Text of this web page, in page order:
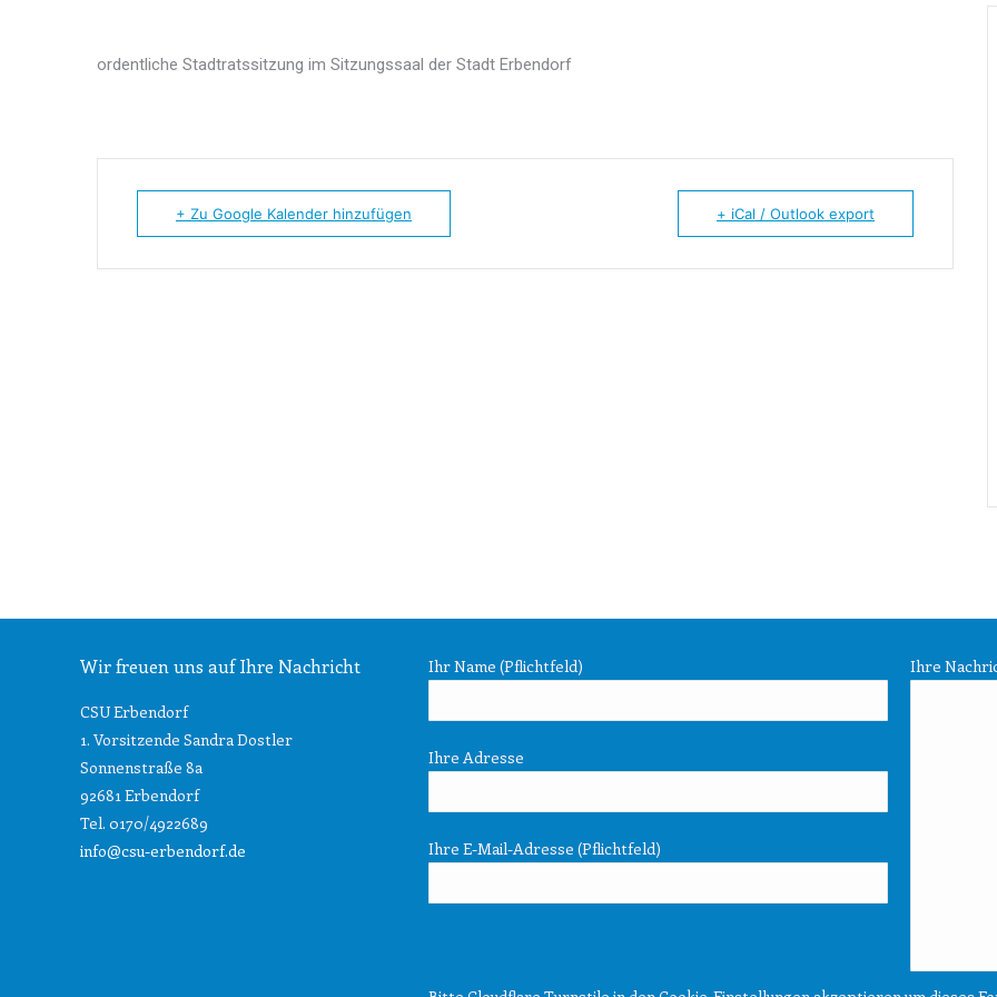
ordentliche Stadtratssitzung im Sitzungssaal der Stadt Erbendorf
+ Zu Google Kalender hinzufügen + iCal / Outlook export
Wir freuen uns auf Ihre Nachricht
CSU Erbendorf
1. Vorsitzende Sandra Dostler
Sonnenstraße 8a
92681 Erbendorf
Tel. 0170/4922689
info@csu-erbendorf.de
Ihr Name (Pflichtfeld)
Ihre Adresse
Ihre E-Mail-Adresse (Pflichtfeld)
Ihre